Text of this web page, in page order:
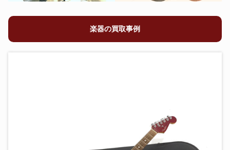
楽器の買取事例